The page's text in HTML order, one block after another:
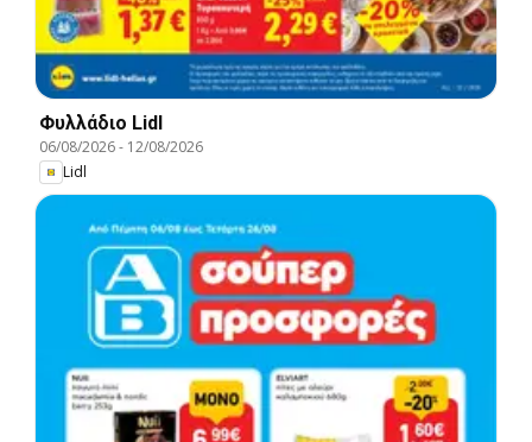
Φυλλάδιο Lidl
06/08/2026- 12/08/2026
Lidl